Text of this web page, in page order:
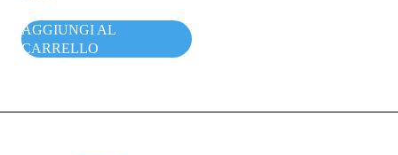
AGGIUNGI AL
CARRELLO